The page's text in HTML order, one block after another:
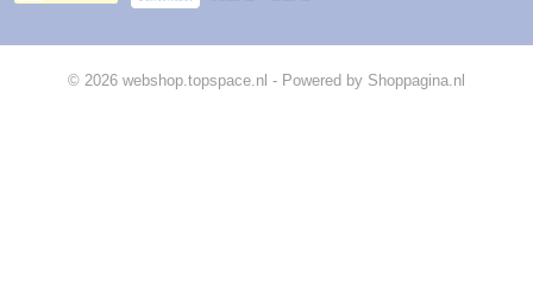
© 2026 webshop.topspace.nl - Powered by Shoppagina.nl